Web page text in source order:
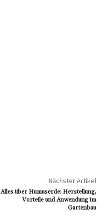
Nächster Artikel
Alles über Humuserde: Herstellung,
Vorteile und Anwendung im
Gartenbau